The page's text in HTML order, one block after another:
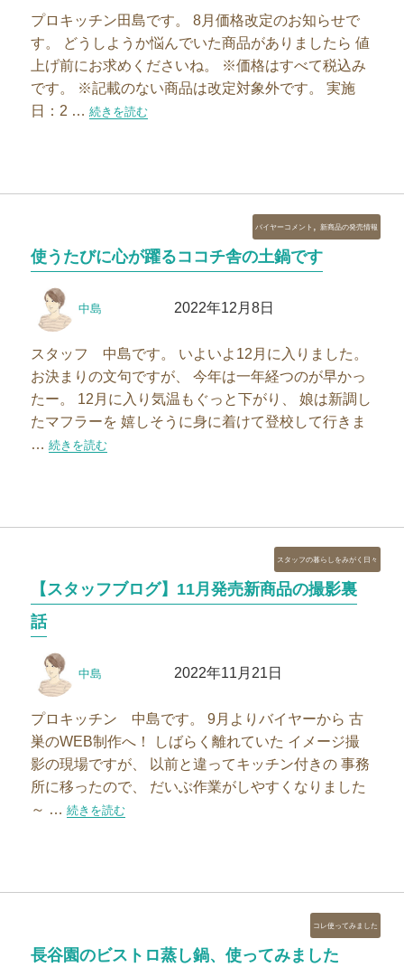
プロキッチン田島です。 8月価格改定のお知らせで
す。 どうしようか悩んでいた商品がありましたら 値
上げ前にお求めくださいね。 ※価格はすべて税込み
です。 ※記載のない商品は改定対象外です。 実施
日：2 …“【8月価格改定】キャンドルの灯りでクールダウン”の
続きを読む
使うたびに心が躍るココチ舎の土鍋です
稿
中島 2022年12月8日
カ
テ
ゴ
バイヤーコメント 新商品の発売情報
スタッフ 中島です。 いよいよ12月に入りました。
お決まりの文句ですが、 今年は一年経つのが早かっ
たー。 12月に入り気温もぐっと下がり、 娘は新調し
たマフラーを 嬉しそうに身に着けて登校して行きま
…“使うたびに心が躍るココチ舎の土鍋です”の
続きを読む
【スタッフブログ】11月発売新商品の撮影裏
話
稿
中島 2022年11月21日
カ
テ
ゴ
スタッフの暮らしをみがく日々
プロキッチン 中島です。 9月よりバイヤーから 古
巣のWEB制作へ！ しばらく離れていた イメージ撮
影の現場ですが、 以前と違ってキッチン付きの 事務
所に移ったので、 だいぶ作業がしやすくなりました
～ …“【スタッフブログ】11月発売新商品の撮影裏話”の
続きを読む
長谷園のビストロ蒸し鍋、使ってみました
カ
テ
ゴ
コレ使ってみました